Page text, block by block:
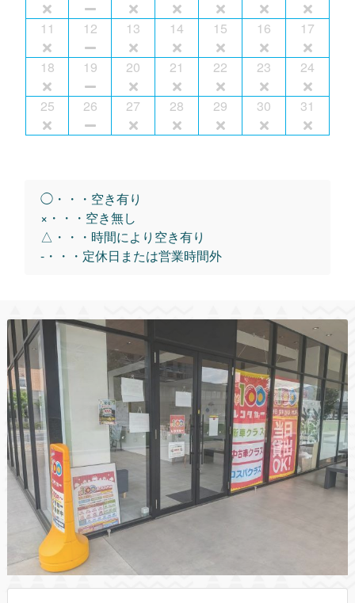
11 12 13 14 15 16 17
18 19 20 21 22 23 24
25 26 27 28 29 30 31
◯・・・空き有り
×・・・空き無し
△・・・時間により空き有り
-・・・定休日または営業時間外